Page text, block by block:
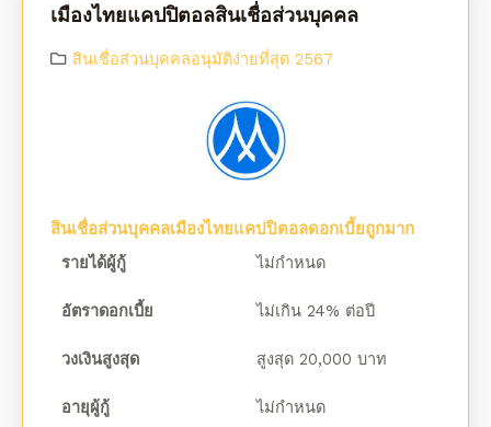
เมืองไทยแคปปิตอลสินเชื่อส่วนบุคคล
สินเชื่อส่วนบุคคลอนุมัติง่ายที่สุด 2567
สินเชื่อส่วนบุคคลเมืองไทยแคปปิตอลดอกเบี้ยถูกมาก
รายได้ผู้กู้ ไม่กำหนด
อัตราดอกเบี้ย ไม่เกิน 24% ต่อปี
วงเงินสูงสุด สูงสุด 20,000 บาท
อายุผู้กู้ ไม่กำหนด